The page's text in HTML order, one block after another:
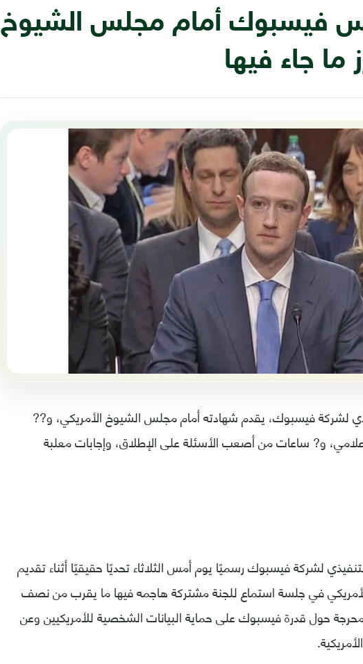
فيسبوك أمام مجلس الشيوخ
ما جاء فيها
لشركة فيسبوك، يقدم شهادته أمام مجلس الشيوخ الأمريكي، و??
و? ساعات من أصعب الأسئلة على الإطلاق، وإجابات معلبة
لشركة فيسبوك رسميًا يوم أمس الثلاثاء تحديًا حقيقيًا أثناء تقديم
في جلسة استماع للجنة مشتركة هاجمه فيها ما يقرب من نصف
حول قدرة فيسبوك على حماية البيانات الشخصية للأمريكيين وعن